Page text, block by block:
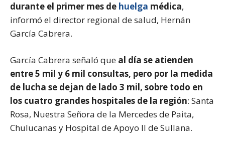
durante el primer mes de huelga médica,
informó el director regional de salud, Hernán
García Cabrera.
García Cabrera señaló que al día se atienden
entre 5 mil y 6 mil consultas, pero por la medida
de lucha se dejan de lado 3 mil, sobre todo en
los cuatro grandes hospitales de la región: Santa
Rosa, Nuestra Señora de la Mercedes de Paita,
Chulucanas y Hospital de Apoyo II de Sullana.